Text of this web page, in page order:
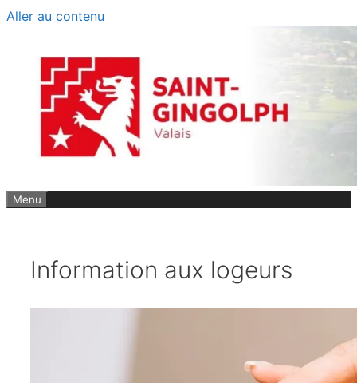
Aller au contenu
Menu
Information aux logeurs